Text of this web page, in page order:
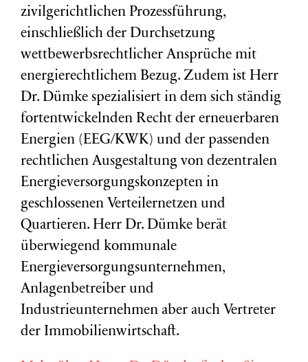
zivilgerichtlichen Prozessführung,
einschließlich der Durchsetzung
wettbewerbsrechtlicher Ansprüche mit
energierechtlichem Bezug. Zudem ist Herr
Dr. Dümke spezialisiert in dem sich ständig
fortentwickelnden Recht der erneuerbaren
Energien (EEG/KWK) und der passenden
rechtlichen Ausgestaltung von dezentralen
Energieversorgungskonzepten in
geschlossenen Verteilernetzen und
Quartieren. Herr Dr. Dümke berät
überwiegend kommunale
Energieversorgungsunternehmen,
Anlagenbetreiber und
Industrieunternehmen aber auch Vertreter
der Immobilienwirtschaft.